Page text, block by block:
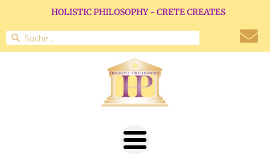
HOLISTIC PHILOSOPHY - CRETE CREATES